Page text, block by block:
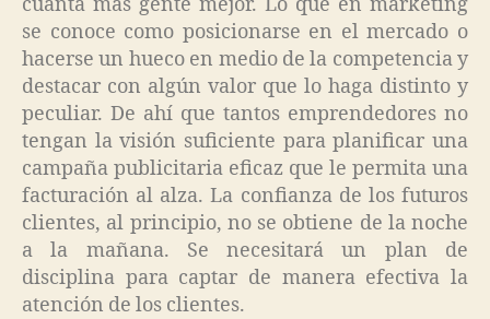
se conoce como posicionarse en el mercado o
hacerse un hueco en medio de la competencia y
destacar con algún valor que lo haga distinto y
peculiar. De ahí que tantos emprendedores no
tengan la visión suficiente para planificar una
campaña publicitaria eficaz que le permita una
facturación al alza. La confianza de los futuros
clientes, al principio, no se obtiene de la noche
a la mañana. Se necesitará un plan de
disciplina para captar de manera efectiva la
atención de los clientes.